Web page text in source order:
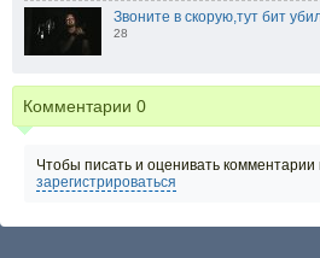
Звоните в скорую,тут бит
28
Комментарии 0
Чтобы писать и оценивать комментарии
зарегистрироваться